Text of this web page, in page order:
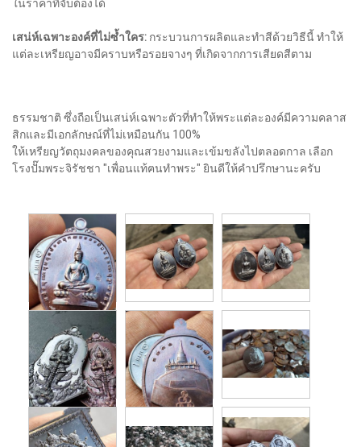
ในราคาที่จับต้องได้
เสน่ห์เฉพาะองค์ที่ไม่ซ้ำใคร: กระบวนการผลิตและทำสีด้วยวิธีนี้ ทำให้
แต่ละเหรียญอาจมีคราบหรือรอยจางๆ ที่เกิดจากการเสียดสีตาม
ธรรมชาติ ซึ่งถือเป็นเสน่ห์เฉพาะตัวที่ทำให้พระแต่ละองค์มีความคลาส
สิกและมีเอกลักษณ์ที่ไม่เหมือนกัน 100%
ให้เหรียญวัตถุมงคลของคุณสวยงามและเข้มขลังไปตลอดกาล เลือก
โรงปั๊มพระจิรัชชา "เพื่อนแท้ฅนทำพระ" ยินดีให้คำปรึกษานะครับ